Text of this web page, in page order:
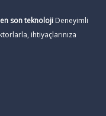
en son teknoloji Deneyimli
ihtiyaçlarınıza